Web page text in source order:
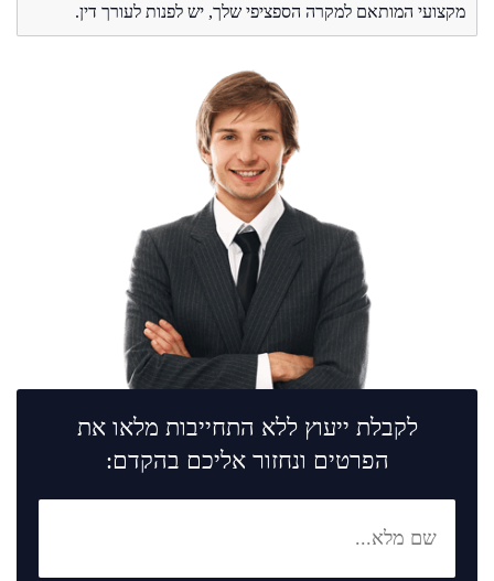
מקצועי המותאם למקרה הספציפי שלך, יש לפנות לעורך דין.
לקבלת ייעוץ ללא התחייבות מלאו את
הפרטים ונחזור אליכם בהקדם: